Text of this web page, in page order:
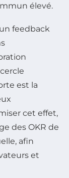
élevé.
feedback
est la
cet effet,
des OKR de
afin
et